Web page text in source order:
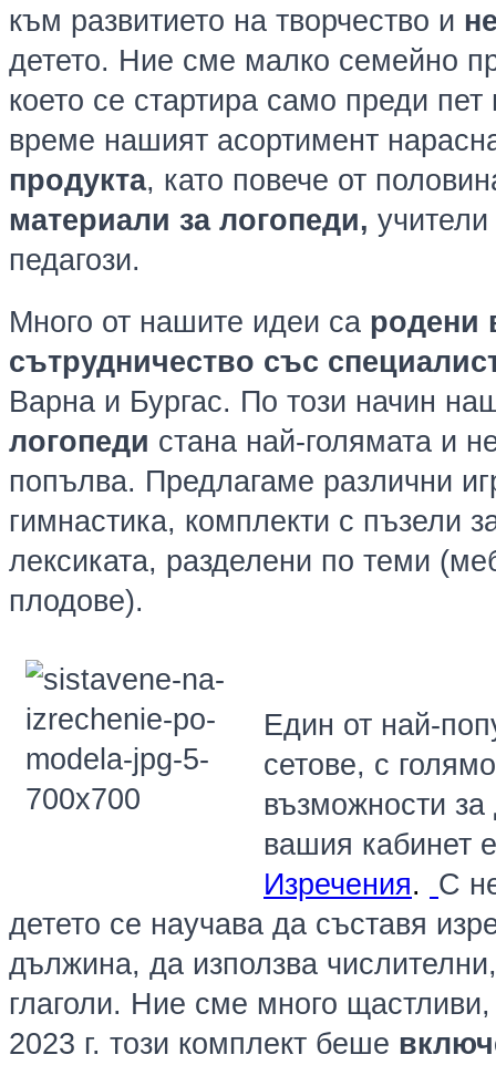
към развитието на творчество и
детето. Ние сме малко семейно
което се стартира само преди пет
време нашият асортимент
продукта, като повече от
материали за логопеди,
педагози.
Много от нашите идеи са родени
сътрудничество със
Варна и Бургас. По този начин
логопеди стана най-голямата и
попълва. Предлагаме различни
гимнастика, комплекти с пъзели
лексиката, разделени по теми
плодове).
Един от най-
сетове, с
възможности за
вашия кабинет
Изречения.
С
детето се научава да съставя
дължина, да използва
глаголи. Ние сме много
2023 г. този комплект беше